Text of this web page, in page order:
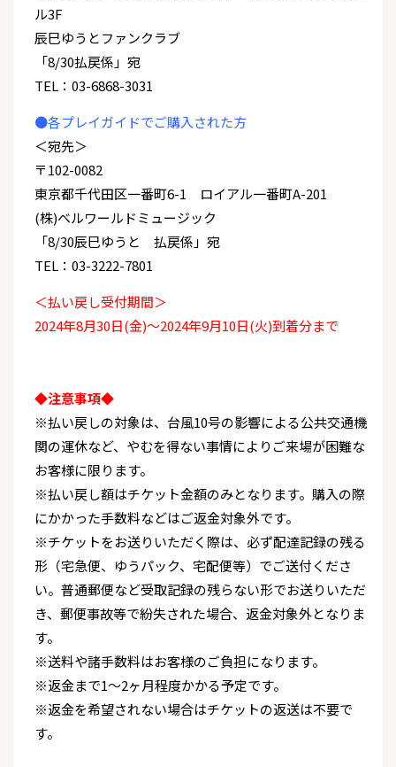
ル3F
辰巳ゆうとファンクラブ
「8/30払戻係」宛
TEL：03-6868-3031
●各プレイガイドでご購入された方
＜宛先＞
〒102-0082
東京都千代田区一番町6-1 ロイアル一番町A-201
(株)ベルワールドミュージック
「8/30辰巳ゆうと 払戻係」宛
TEL：03-3222-7801
＜払い戻し受付期間＞
2024年8月30日(金)～2024年9月10日(火)到着分まで
◆注意事項◆
※払い戻しの対象は、台風10号の影響による公共交通機
関の運休など、やむを得ない事情によりご来場が困難な
お客様に限ります。
※払い戻し額はチケット金額のみとなります。購入の際
にかかった手数料などはご返金対象外です。
※チケットをお送りいただく際は、必ず配達記録の残る
形（宅急便、ゆうパック、宅配便等）でご送付くださ
い。普通郵便など受取記録の残らない形でお送りいただ
き、郵便事故等で紛失された場合、返金対象外となりま
す。
※送料や諸手数料はお客様のご負担になります。
※返金まで1～2ヶ月程度かかる予定です。
※返金を希望されない場合はチケットの返送は不要で
す。